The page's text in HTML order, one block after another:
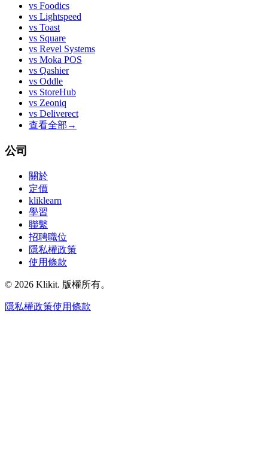
vs Foodics
vs Lightspeed
vs Toast
vs Square
vs Revel Systems
vs Moka POS
vs Qashier
vs Oddle
vs StoreHub
vs Zeoniq
vs Deliverect
查看全部 →
公司
關於
定價
kliklearn
學習
聯繫
招聘職位
隱私權政策
使用條款
© 2026 Klikit. 版權所有。
隱私權政策使用條款